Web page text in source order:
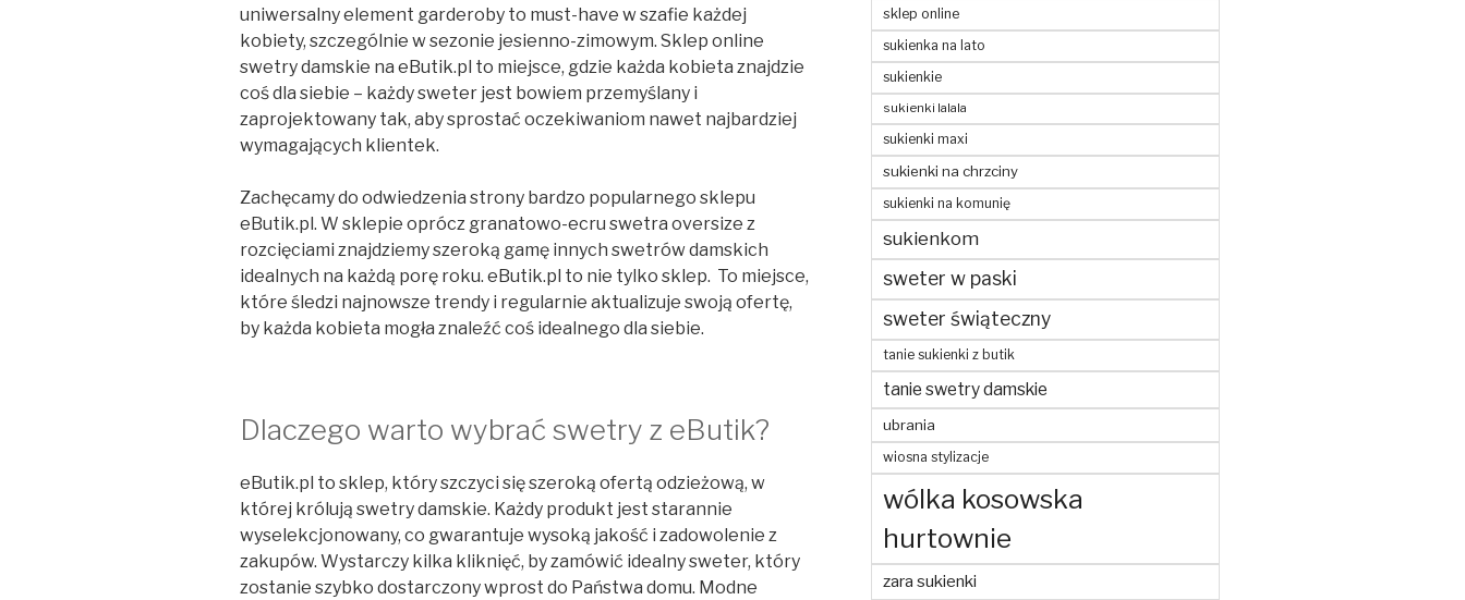
uniwersalny element garderoby to must-have w szafie każdej
kobiety, szczególnie w sezonie jesienno-zimowym. Sklep online
swetry damskie na eButik.pl to miejsce, gdzie każda kobieta znajdzie
coś dla siebie – każdy sweter jest bowiem przemyślany i
zaprojektowany tak, aby sprostać oczekiwaniom nawet najbardziej
wymagających klientek.
Zachęcamy do odwiedzenia strony bardzo popularnego sklepu
eButik.pl. W sklepie oprócz granatowo-ecru swetra oversize z
rozcięciami znajdziemy szeroką gamę innych swetrów damskich
idealnych na każdą porę roku. eButik.pl to nie tylko sklep. To miejsce,
które śledzi najnowsze trendy i regularnie aktualizuje swoją ofertę,
by każda kobieta mogła znaleźć coś idealnego dla siebie.
Dlaczego warto wybrać swetry z eButik?
eButik.pl to sklep, który szczyci się szeroką ofertą odzieżową, w
której królują swetry damskie. Każdy produkt jest starannie
wyselekcjonowany, co gwarantuje wysoką jakość i zadowolenie z
zakupów. Wystarczy kilka kliknięć, by zamówić idealny sweter, który
zostanie szybko dostarczony wprost do Państwa domu. Modne
sklep online
sukienka na lato
sukienkie
sukienki lalala
sukienki maxi
sukienki na chrzciny
sukienki na komunię
sukienkom
sweter w paski
sweter świąteczny
tanie sukienki z butik
tanie swetry damskie
ubrania
wiosna stylizacje
wólka kosowska
hurtownie
zara sukienki